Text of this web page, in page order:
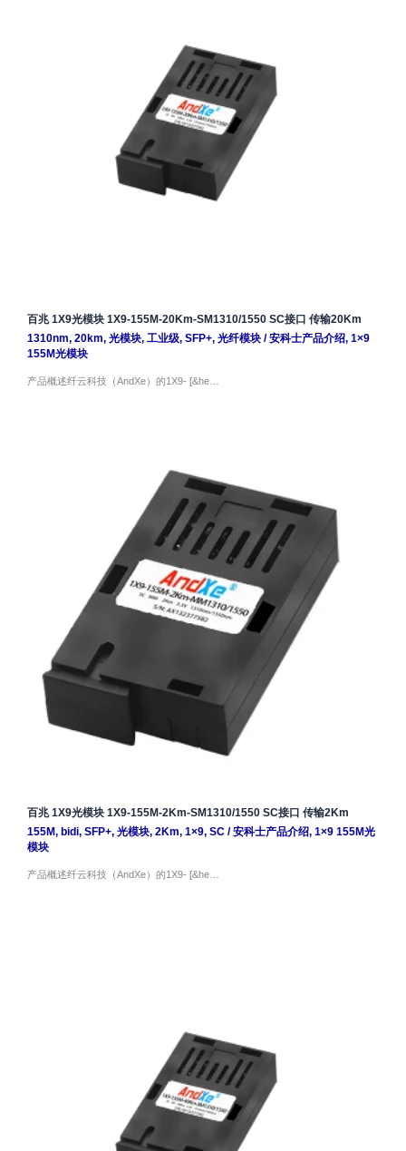
百兆 1X9光模块 1X9-155M-20Km-SM1310/1550 SC接口 传输20Km
1310nm, 20km, 光模块, 工业级, SFP+, 光纤模块/安科士产品介绍, 1×9
155M光模块
产品概述纤云科技（AndXe）的1X9- [&he…
百兆 1X9光模块 1X9-155M-2Km-SM1310/1550 SC接口 传输2Km
155M, bidi, SFP+, 光模块, 2Km, 1×9, SC/安科士产品介绍, 1×9 155M光
模块
产品概述纤云科技（AndXe）的1X9- [&he…